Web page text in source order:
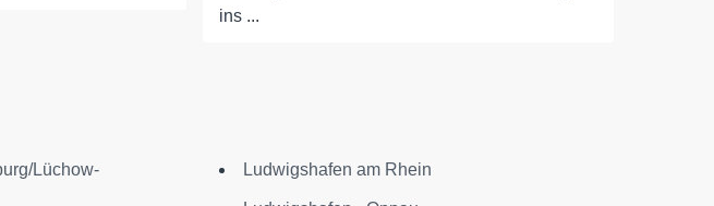
ins ...
Lüchow-
Ludwigshafen am Rhein